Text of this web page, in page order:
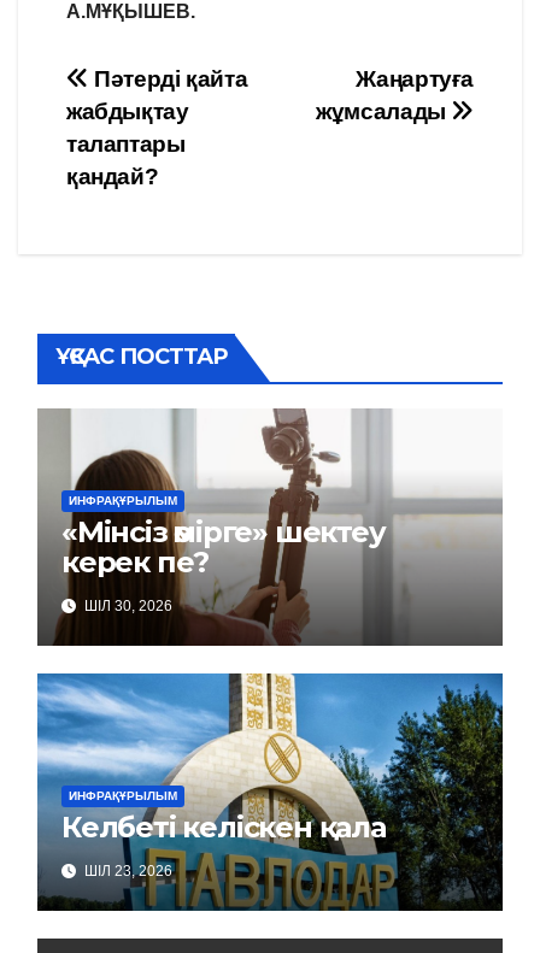
А.МҰҚЫШЕВ.
Навигация
по
записям
Жаңартуға
жұмсалады
Пәтерді қайта
жабдықтау
талаптары
қандай?
ҰҚСАС ПОСТТАР
ИНФРАҚҰРЫЛЫМ
«Мінсіз өмірге» шектеу
керек пе?
ШІЛ 30, 2026
ИНФРАҚҰРЫЛЫМ
Келбеті келіскен қала
ШІЛ 23, 2026